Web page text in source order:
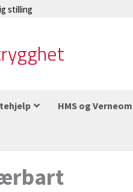
stilling
HMS og